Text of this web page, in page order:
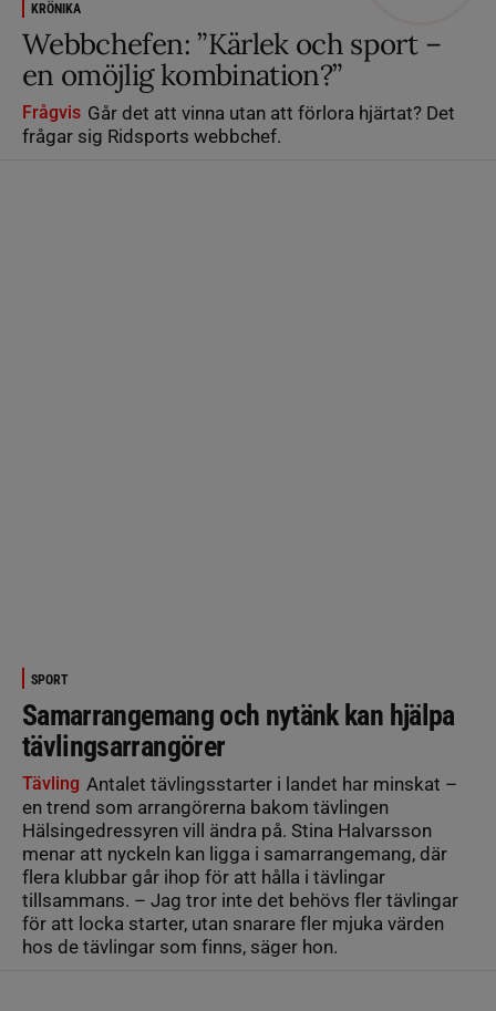
KRÖNIKA
Webbchefen: ”Kärlek och sport –
en omöjlig kombination?”
Frågvis Går det att vinna utan att förlora hjärtat? Det
frågar sig Ridsports webbchef.
SPORT
Samarrangemang och nytänk kan hjälpa
tävlingsarrangörer
Tävling Antalet tävlingsstarter i landet har minskat –
en trend som arrangörerna bakom tävlingen
Hälsingedressyren vill ändra på. Stina Halvarsson
menar att nyckeln kan ligga i samarrangemang, där
flera klubbar går ihop för att hålla i tävlingar
tillsammans. – Jag tror inte det behövs fler tävlingar
för att locka starter, utan snarare fler mjuka värden
hos de tävlingar som finns, säger hon.